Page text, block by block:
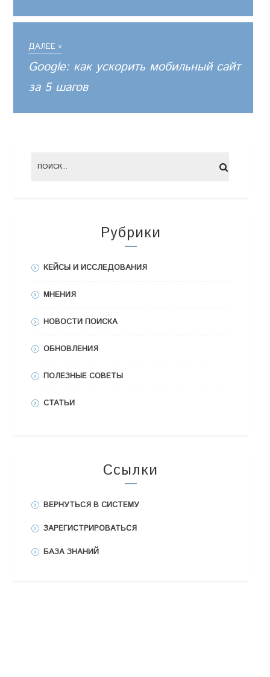
ДАЛЕЕ »
Google: как ускорить мобильный сайт
за 5 шагов
Рубрики
КЕЙСЫ И ИССЛЕДОВАНИЯ
МНЕНИЯ
НОВОСТИ ПОИСКА
ОБНОВЛЕНИЯ
ПОЛЕЗНЫЕ СОВЕТЫ
СТАТЬИ
Ссылки
ВЕРНУТЬСЯ В СИСТЕМУ
ЗАРЕГИСТРИРОВАТЬСЯ
БАЗА ЗНАНИЙ